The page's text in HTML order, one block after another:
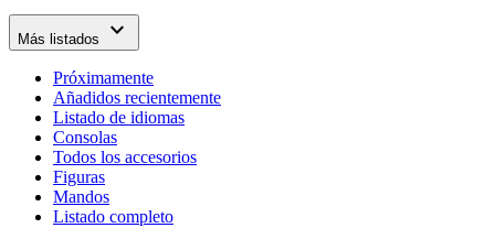
Más listados expand_more
Próximamente
Añadidos recientemente
Listado de idiomas
Consolas
Todos los accesorios
Figuras
Mandos
Listado completo